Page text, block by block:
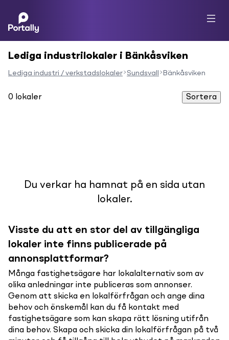
Lediga industrilokaler i Bänkåsviken
Lediga industri / verkstadslokaler Sundsvall Bänkåsviken
0 lokaler Sortera
Du verkar ha hamnat på en sida utan
lokaler.
Visste du att en stor del av tillgängliga
lokaler inte finns publicerade på
annonsplattformar?
Många fastighetsägare har lokalalternativ som av
olika anledningar inte publiceras som annonser.
Genom att skicka en lokalförfrågan och ange dina
behov och önskemål kan du få kontakt med
fastighetsägare som kan skapa rätt lösning utifrån
dina behov. Skapa och skicka din lokalförfrågan på två